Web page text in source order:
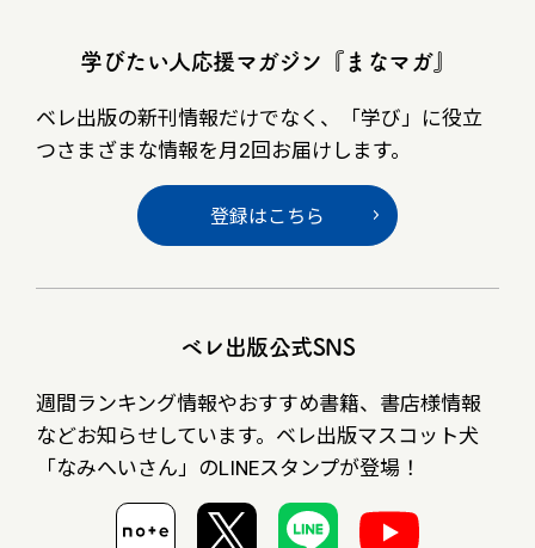
学びたい人応援マガジン『まなマガ』
ベレ出版の新刊情報だけでなく、
「学び」に役立
つさまざまな情報を月2回お届けします。
登録はこちら
ベレ出版公式SNS
週間ランキング情報やおすすめ書籍、書店様情報
などお知らせしています。ベレ出版マスコット犬
「なみへいさん」のLINEスタンプが登場！